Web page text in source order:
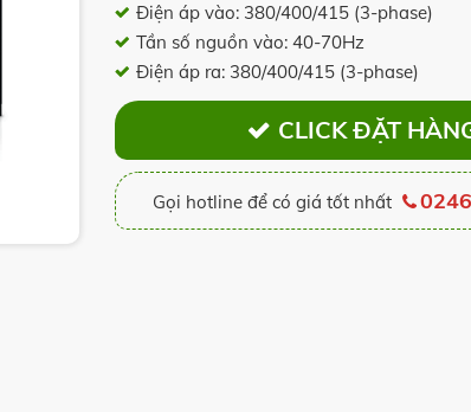
Điện áp vào: 380/400/415 (3-phase)
Tần số nguồn vào: 40-70Hz
Điện áp ra: 380/400/415 (3-phase)
CLICK ĐẶT
Gọi hotline để có giá tốt nhất